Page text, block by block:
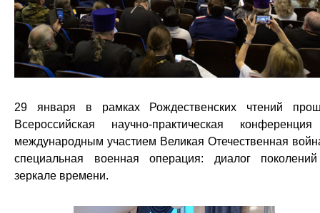
29 января в рамках Рождественских чтений
Всероссийская научно-практическая
международным участием Великая Отечественная
специальная военная операция: диалог
зеркале времени.